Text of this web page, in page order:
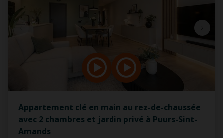
Appartement clé en main au rez-de-chaussée
avec 2 chambres et jardin privé à Puurs-Sint-
Amands